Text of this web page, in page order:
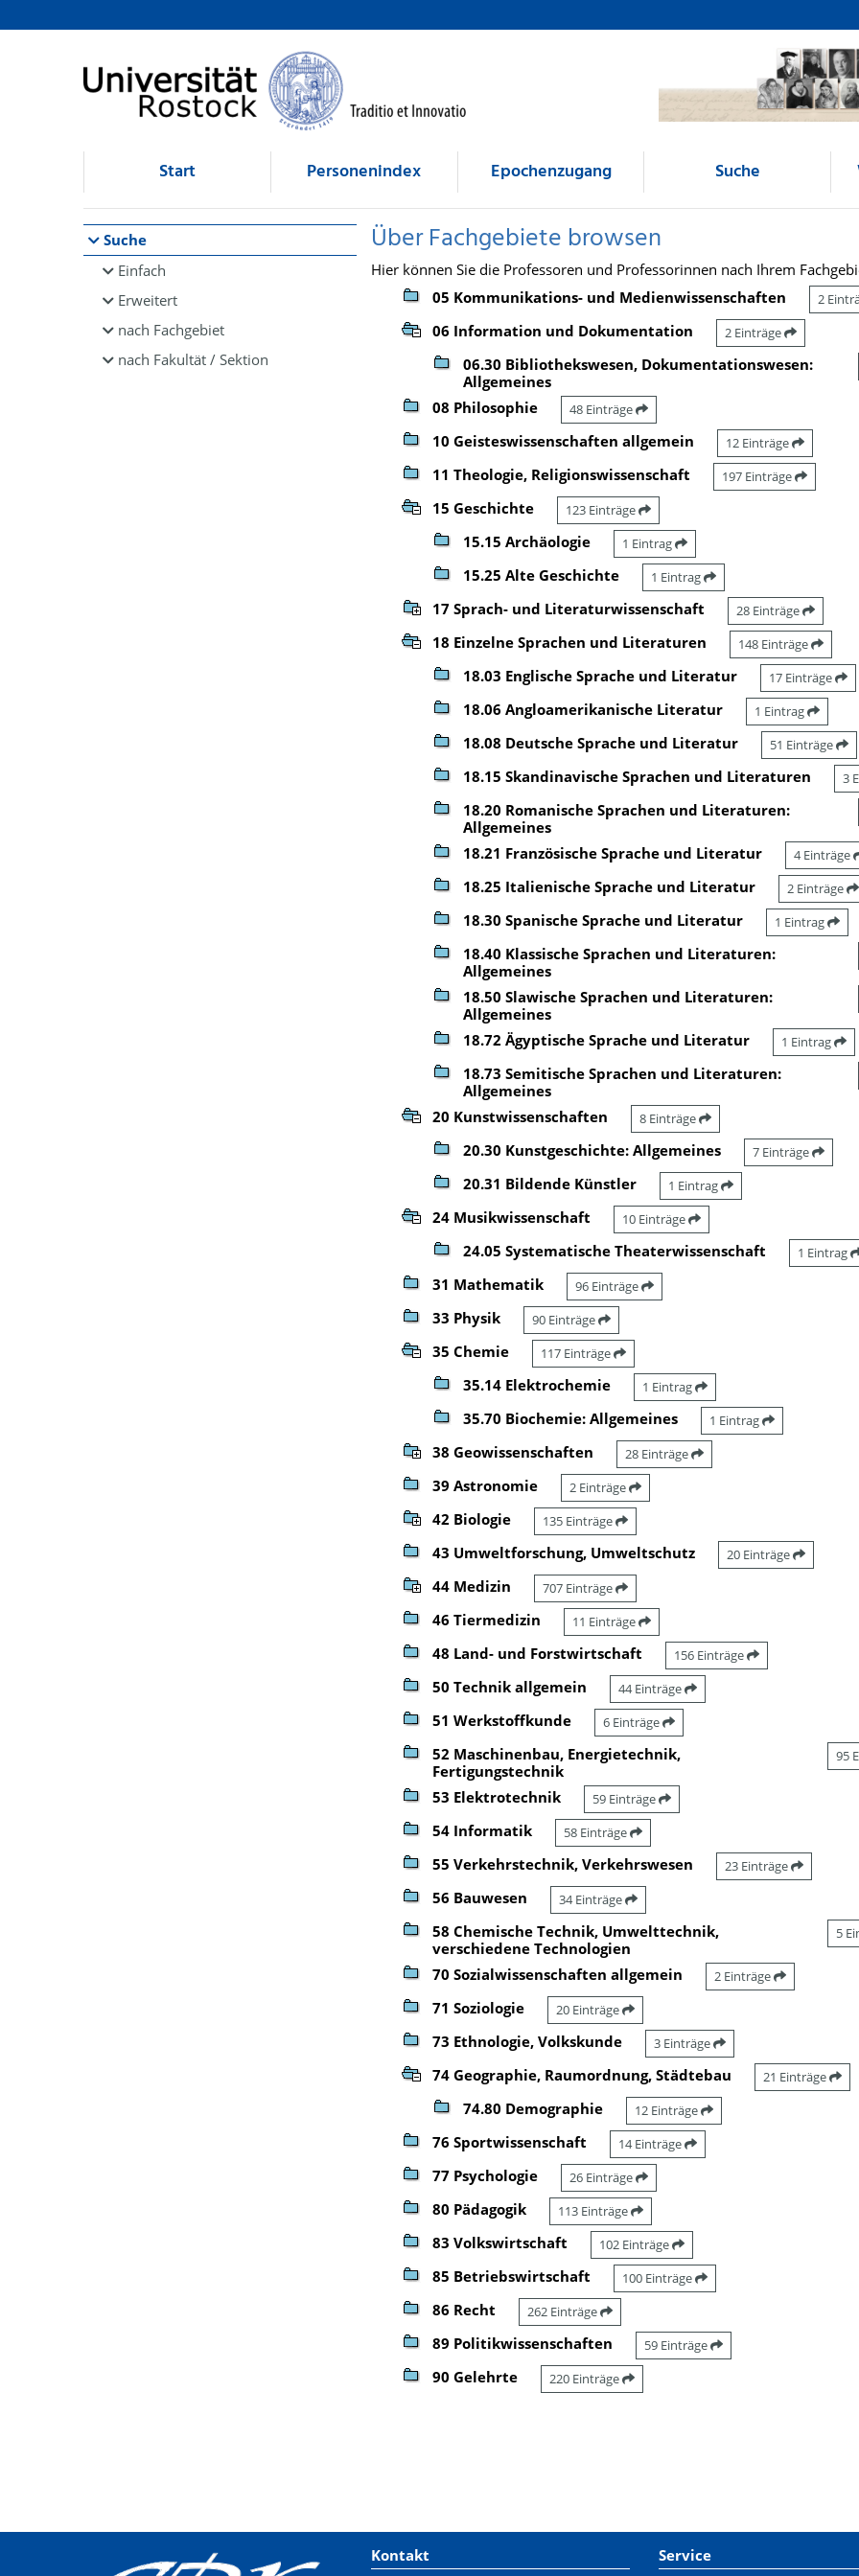
Browsen
direkt zum Inhalt
Start Personenindex Epochenzugang Suche
Suche
Einfach
Erweitert
nach Fachgebiet
nach Fakultät / Sektion
Über Fachgebiete browsen
Hier können Sie die Professoren und Professorinnen nach Ihrem
05 Kommunikations- und Medienwissenschaften
2
06 Information und Dokumentation 2 Einträge
06.30 Bibliothekswesen, Dokumentationswesen:
Allgemeines
08 Philosophie 48 Einträge
10 Geisteswissenschaften allgemein 12 Einträge
11 Theologie, Religionswissenschaft 197 Einträge
15 Geschichte 123 Einträge
15.15 Archäologie 1 Eintrag
15.25 Alte Geschichte 1 Eintrag
17 Sprach- und Literaturwissenschaft 28 Einträge
18 Einzelne Sprachen und Literaturen 148 Einträge
18.03 Englische Sprache und Literatur 17 Einträge
18.06 Angloamerikanische Literatur 1 Eintrag
18.08 Deutsche Sprache und Literatur 51 Einträge
18.15 Skandinavische Sprachen und Literaturen 3
18.20 Romanische Sprachen und Literaturen:
Allgemeines
18.21 Französische Sprache und Literatur 4 Einträge
18.25 Italienische Sprache und Literatur 2 Einträge
18.30 Spanische Sprache und Literatur 1 Eintrag
18.40 Klassische Sprachen und Literaturen:
Allgemeines
18.50 Slawische Sprachen und Literaturen:
Allgemeines
18.72 Ägyptische Sprache und Literatur 1 Eintrag
18.73 Semitische Sprachen und Literaturen:
Allgemeines
20 Kunstwissenschaften 8 Einträge
20.30 Kunstgeschichte: Allgemeines 7 Einträge
20.31 Bildende Künstler 1 Eintrag
24 Musikwissenschaft 10 Einträge
24.05 Systematische Theaterwissenschaft 1 Eintrag
31 Mathematik 96 Einträge
33 Physik 90 Einträge
35 Chemie 117 Einträge
35.14 Elektrochemie 1 Eintrag
35.70 Biochemie: Allgemeines 1 Eintrag
38 Geowissenschaften 28 Einträge
39 Astronomie 2 Einträge
42 Biologie 135 Einträge
43 Umweltforschung, Umweltschutz 20 Einträge
44 Medizin 707 Einträge
46 Tiermedizin 11 Einträge
48 Land- und Forstwirtschaft 156 Einträge
50 Technik allgemein 44 Einträge
51 Werkstoffkunde 6 Einträge
52 Maschinenbau, Energietechnik,
Fertigungstechnik
95
53 Elektrotechnik 59 Einträge
54 Informatik 58 Einträge
55 Verkehrstechnik, Verkehrswesen 23 Einträge
56 Bauwesen 34 Einträge
58 Chemische Technik, Umwelttechnik,
verschiedene Technologien
5
70 Sozialwissenschaften allgemein 2 Einträge
71 Soziologie 20 Einträge
73 Ethnologie, Volkskunde 3 Einträge
74 Geographie, Raumordnung, Städtebau 21 Einträge
74.80 Demographie 12 Einträge
76 Sportwissenschaft 14 Einträge
77 Psychologie 26 Einträge
80 Pädagogik 113 Einträge
83 Volkswirtschaft 102 Einträge
85 Betriebswirtschaft 100 Einträge
86 Recht 262 Einträge
89 Politikwissenschaften 59 Einträge
90 Gelehrte 220 Einträge
Kontakt Service